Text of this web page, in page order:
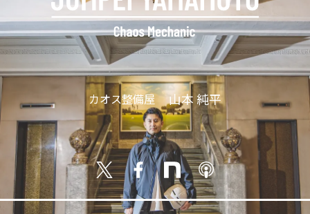
カオス整備屋 山本 純平